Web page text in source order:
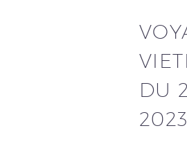
DU
2023